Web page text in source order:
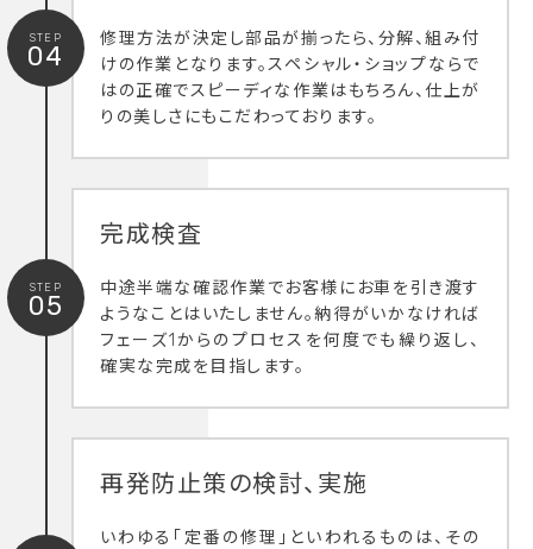
STEP
04
修理方法が決定し部品が揃ったら、分解、組み付
けの作業となります。スペシャル・ショップならで
はの正確でスピーディな作業はもちろん、仕上が
りの美しさにもこだわっております。
STEP
05
完成検査
中途半端な確認作業でお客様にお車を引き渡す
ようなことはいたしません。納得がいかなければ
フェーズ1からのプロセスを何度でも繰り返し、
確実な完成を目指します。
再発防止策の検討、実施
いわゆる「定番の修理」といわれるものは、その